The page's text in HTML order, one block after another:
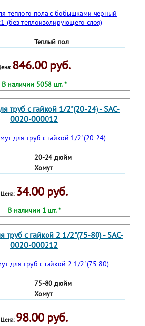
Теплый пол
846.00 руб.
В наличии 5058 шт. *
труб с гайкой 1/2"(20-24) - SAC-
0020-000012
20-24 дюйм
Хомут
Цена: 34.00 руб.
В наличии 1 шт. *
труб с гайкой 2 1/2"(75-80) - SAC-
0020-000212
75-80 дюйм
Хомут
Цена: 98.00 руб.